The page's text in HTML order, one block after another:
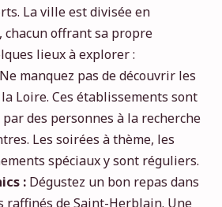
La ville est divisée en
offrant sa propre
lieux à explorer :
Ne manquez pas de découvrir les
Loire. Ces établissements sont
des personnes à la recherche
Les soirées à thème, les
spéciaux y sont réguliers.
: Dégustez un bon repas dans
raffinés de Saint-Herblain. Une